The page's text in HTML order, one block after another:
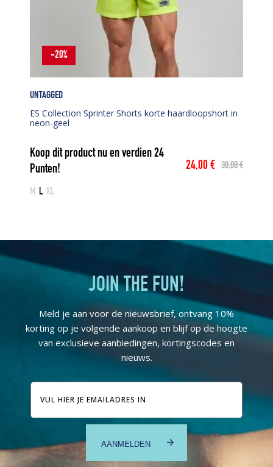
UNTAGGED
ES Collection Sprinter Shorts korte haardloopshort in
neon-geel
Koop dit product nu en verdien24
Punten!
30,00€
Oorspronkelijke
24,00€
Huidige
M L XL
-20%
JOIN THE FUN!
Meld je aan voor de nieuwsbrief, ontvang 10%
korting op je volgende aankoop en blijf op de hoogte
van exclusieve aanbiedingen, kortingscodes en
nieuws.
E-
mailadres